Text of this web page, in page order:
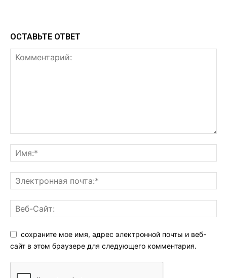
ОСТАВЬТЕ ОТВЕТ
сохраните мое имя, адрес электронной почты и веб-
сайт в этом браузере для следующего комментария.